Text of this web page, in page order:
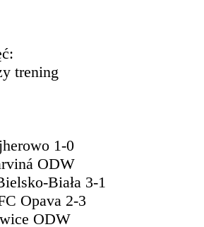
trening
1-0
ODW
Biała 3-1
Opava 2-3
ODW